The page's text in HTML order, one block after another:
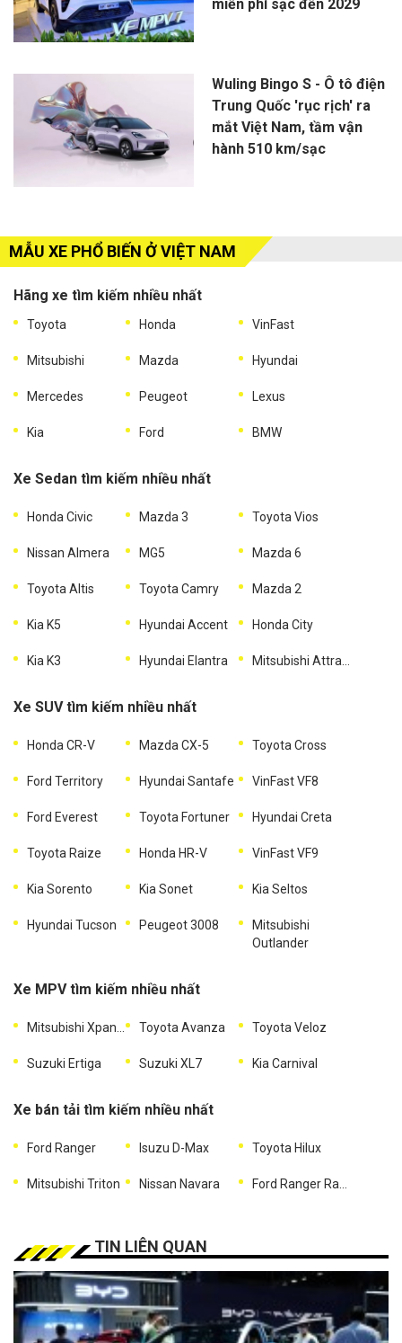
miễn phí sạc đến 2029
Wuling Bingo S - Ô tô điện
Trung Quốc 'rục rịch' ra
mắt Việt Nam, tầm vận
hành 510 km/sạc
MẪU XE PHỔ BIẾN Ở VIỆT NAM
Hãng xe tìm kiếm nhiều nhất
Toyota Honda VinFast
Mitsubishi Mazda Hyundai
Mercedes Peugeot Lexus
Kia Ford BMW
Xe Sedan tìm kiếm nhiều nhất
Honda Civic Mazda 3 Toyota Vios
Nissan Almera MG5 Mazda 6
Toyota Altis Toyota Camry Mazda 2
Kia K5 Hyundai Accent Honda City
Kia K3 Hyundai Elantra
Xe SUV tìm kiếm nhiều nhất
Honda CR-V Mazda CX-5 Toyota Cross
Ford Territory Hyundai Santafe VinFast VF8
Ford Everest Toyota Fortuner Hyundai Creta
Toyota Raize Honda HR-V VinFast VF9
Kia Sorento Kia Sonet Kia Seltos
Hyundai Tucson Peugeot 3008
Mitsubishi
Outlander
Xe MPV tìm kiếm nhiều nhất
Toyota Avanza Toyota Veloz
Suzuki Ertiga Suzuki XL7 Kia Carnival
Xe bán tải tìm kiếm nhiều nhất
Ford Ranger Isuzu D-Max Toyota Hilux
Mitsubishi Triton Nissan Navara
TIN LIÊN QUAN